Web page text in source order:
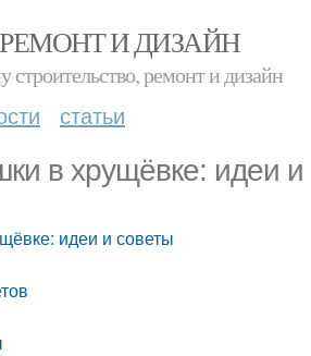
И ДИЗАЙН
ремонт и дизайн
статьи
в хрущёвке: идеи и
идеи и советы